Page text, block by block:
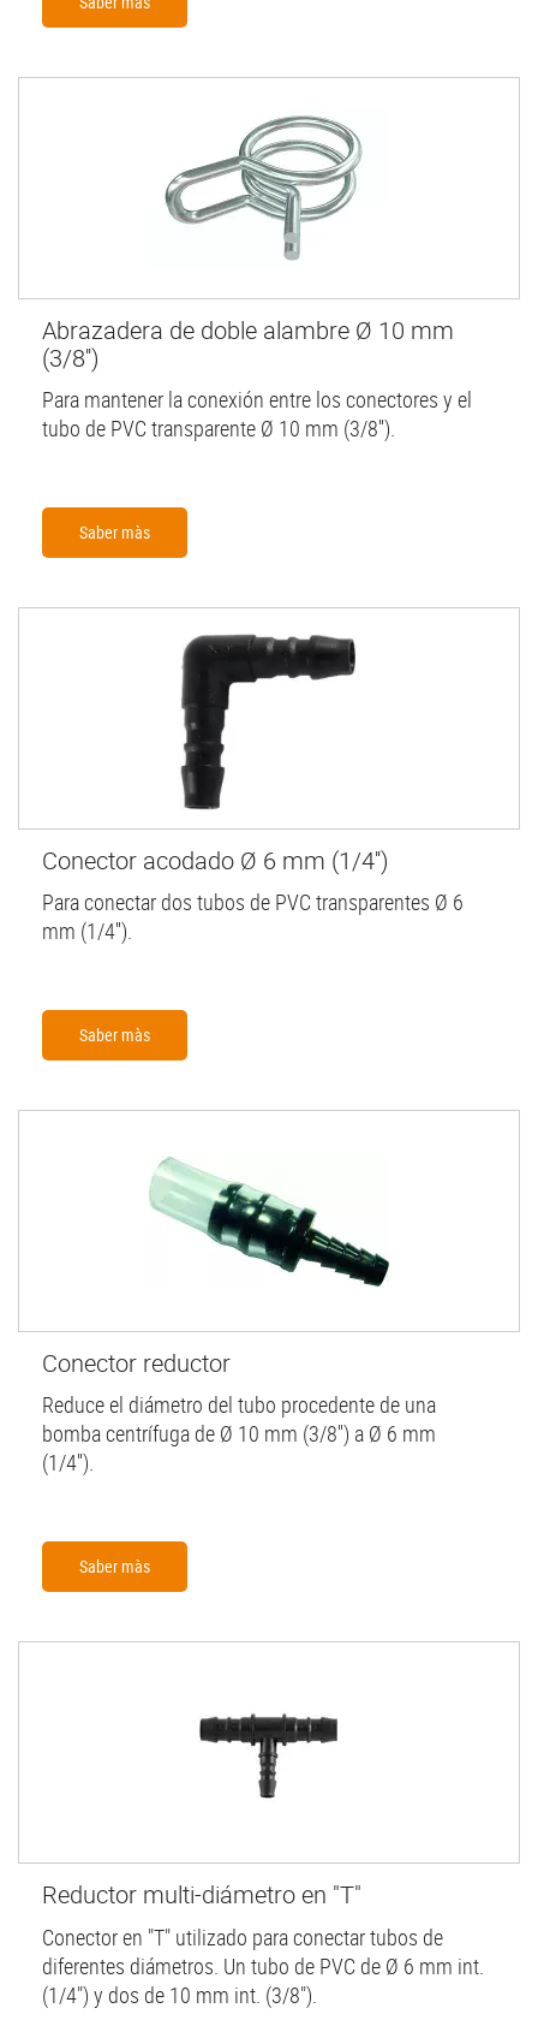
Abrazadera de doble alambre Ø 10 mm
(3/8'')
Para mantener la conexión entre los conectores y el
tubo de PVC transparente Ø 10 mm (3/8'').
Saber màs
Conector acodado Ø 6 mm (1/4'')
Para conectar dos tubos de PVC transparentes Ø 6
mm (1/4'').
Saber màs
Conector reductor
Reduce el diámetro del tubo procedente de una
bomba centrífuga de Ø 10 mm (3/8'') a Ø 6 mm
(1/4'').
Saber màs
Reductor multi-diámetro en "T"
Conector en "T" utilizado para conectar tubos de
diferentes diámetros. Un tubo de PVC de Ø 6 mm int.
(1/4") y dos de 10 mm int. (3/8").